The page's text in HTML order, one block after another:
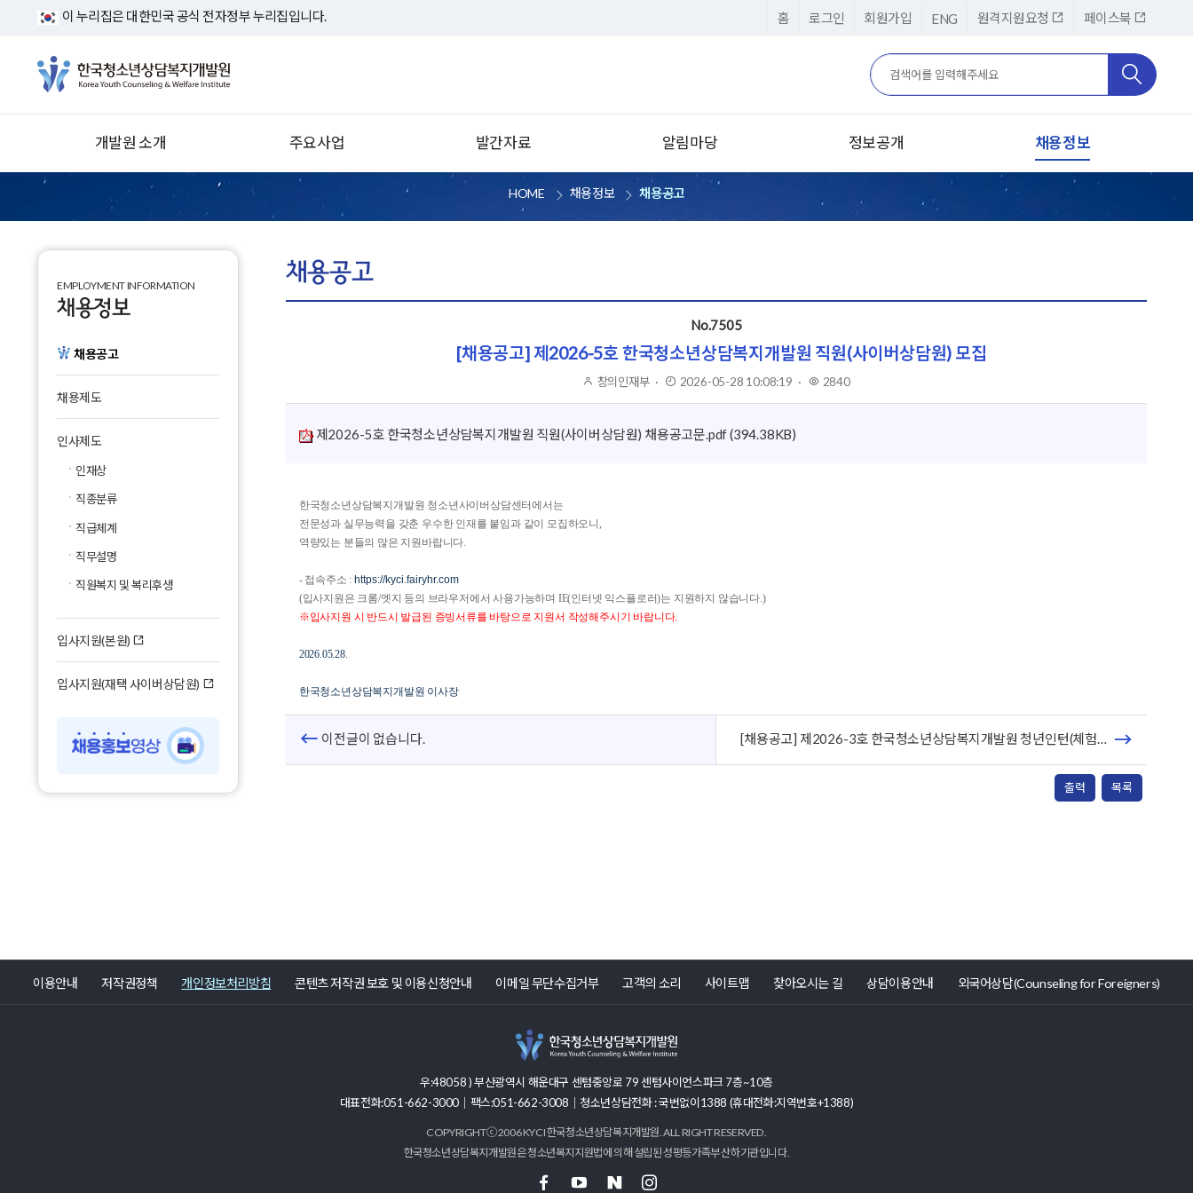
이 누리집은 대한민국 공식 전자정부 누리집입니다. 홈 로그인 회원가입 ENG 원격지원요청 페이스북
검색어
검색
검색
개발원 소개
인사말
역대 기관장
연혁
조직도
사이버 홍보관
주요사업
청소년안전망시스템
학교밖청소년지원사업
청소년상담사
자격연수·보수교육사업
전문상담사업
청소년 권리교육 사업
청소년복지시설 내실화 사업
지역센터 안내
발간자료
연구보고서
청소년상담 이슈페이퍼·브리프
알림마당
공지사항
보도자료
청소년지도자 연수일정
사회공헌활동
청소년상담복지센터 웹진
정보공개
정보공개청구
기부금품 모금 및 활용실적
채용정보
채용제도
HOME 채용정보 채용공고
EMPLOYMENT INFORMATION
채용정보
채용공고
채용제도
인사제도
인재상
직종분류
직급체계
직무설명
직원복지 및 복리후생
입사지원(본원)
입사지원(재택 사이버상담원)
채용공고
No.7505
[채용공고] 제2026-5호 한국청소년상담복지개발원 직원(사이버상담원) 모집
작성자
창의인재부 · 게시일
2026-05-28 10:08:19 · 조회
2840
제2026-5호 한국청소년상담복지개발원 직원(사이버상담원) 채용공고문.pdf(394.38KB)
한국청소년상담복지개발원 청소년사이버상담센터에서는
전문성과 실무능력을 갖춘 우수한 인재를 붙임과 같이 모집하오니,
역량있는 분들의 많은 지원바랍니다.
- 접속주소 : https://kyci.fairyhr.com
(입사지원은 크롬/엣지 등의 브라우저에서 사용가능하며 IE(인터넷 익스플로러)는 지원하지 않습니다.)
※입사지원 시 반드시 발급된 증빙서류를 바탕으로 지원서 작성해주시기 바랍니다.
2026.05.28.
한국청소년상담복지개발원 이사장
이전글이 없습니다. [채용공고] 제2026-3호 한국청소년상담복지개발원 청년인턴(체험형) 모집
출력 목록
이용안내 저작권정책 개인정보처리방침 콘텐츠 저작권 보호 및 이용신청안내 이메일 무단수집거부 고객의 소리 사이트맵 찾아오시는 길 상담이용안내 외국어상담(Counseling for Foreigners)
우:48058 )부산광역시 해운대구 센텀중앙로 79 센텀사이언스파크 7층~10층
대표전화:051-662-3000｜팩스:051-662-3008｜ 청소년상담전화 : 국번없이1388 (휴대전화:지역번호+1388)
COPYRIGHTⓒ 2006 KYCI 한국청소년상담복지개발원. ALL RIGHT RESERVED.
한국청소년상담복지개발원은 청소년복지지원법에 의해 설립된 성평등가족부 산하기관입니다.
페이스북
유튜브 블로그